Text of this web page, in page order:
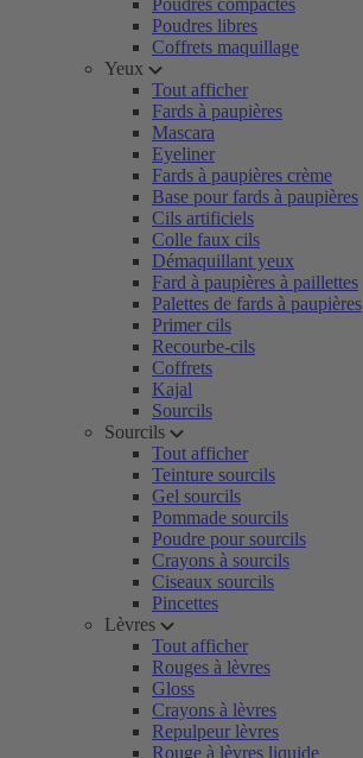
Poudres compactes
Poudres libres
Coffrets maquillage
Yeux
Tout afficher
Fards à paupières
Mascara
Eyeliner
Fards à paupières crème
Base pour fards à paupières
Cils artificiels
Colle faux cils
Démaquillant yeux
Fard à paupières à paillettes
Palettes de fards à paupières
Primer cils
Recourbe-cils
Coffrets
Kajal
Sourcils
Sourcils
Tout afficher
Teinture sourcils
Gel sourcils
Pommade sourcils
Poudre pour sourcils
Crayons à sourcils
Ciseaux sourcils
Pincettes
Lèvres
Tout afficher
Rouges à lèvres
Gloss
Crayons à lèvres
Repulpeur lèvres
Rouge à lèvres liquide